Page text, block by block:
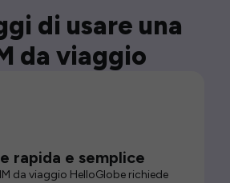
di usare una
da viaggio
rapida e semplice
da viaggio HelloGlobe richiede